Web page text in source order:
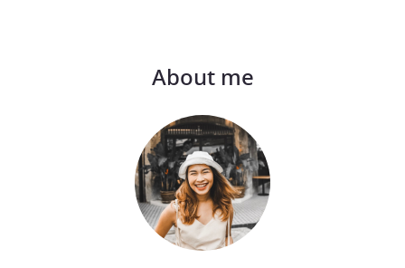
About me